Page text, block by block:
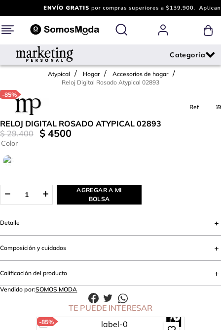
Atypical Hogar
Accesorios de hogar
Reloj Digital Rosado Atypical 02893
-85%
Ref.
728169
RELOJ DIGITAL ROSADO ATYPICAL 02893
$ 29.400 $ 4500
Color
AGREGAR A MI
BOLSA
Detalle
Composición y cuidados
Calificación del producto
Vendido por:SOMOS MODA
TE PUEDE INTERESAR
-85%